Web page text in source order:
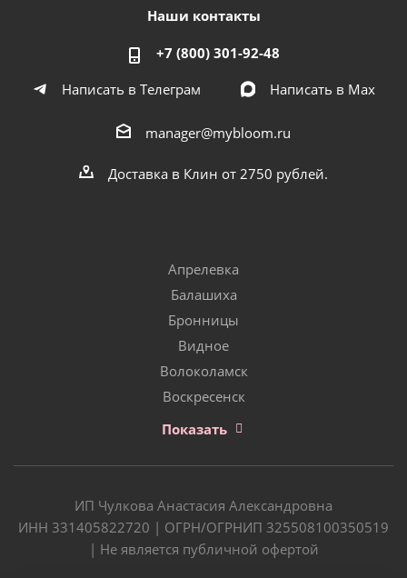
Наши контакты
+7 (800) 301-92-48
Написать в Телеграм
Написать в Мах
manager@mybloom.ru
Доставка в Клин от 2750 рублей.
Апрелевка
Балашиха
Бронницы
Видное
Волоколамск
Воскресенск
Показать
ИП Чулкова Анастасия Александровна
ИНН 331405822720 | ОГРН/ОГРНИП 325508100350519
| Не является публичной офертой